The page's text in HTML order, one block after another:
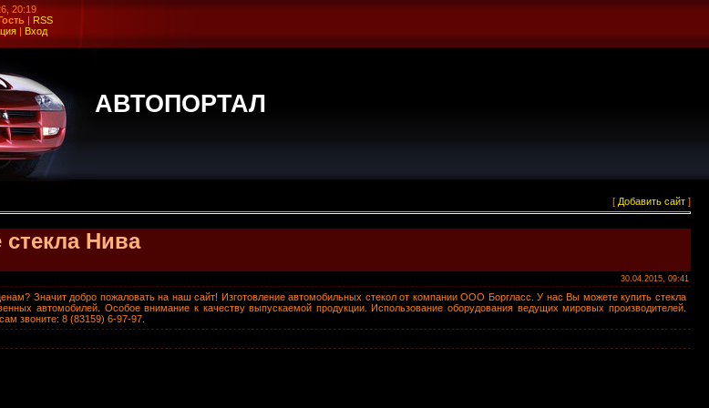
20:19
| RSS
| Вход
АВТОПОРТАЛ
[ Добавить сайт ]
Нива
30.04.2015, 09:41
Значит добро пожаловать на наш сайт! Изготовление автомобильных стекол от компании ООО Боргласс. У нас Вы можете купить стекла
автомобилей. Особое внимание к качеству выпускаемой продукции. Использование оборудования ведущих мировых производителей.
звоните: 8 (83159) 6-97-97.